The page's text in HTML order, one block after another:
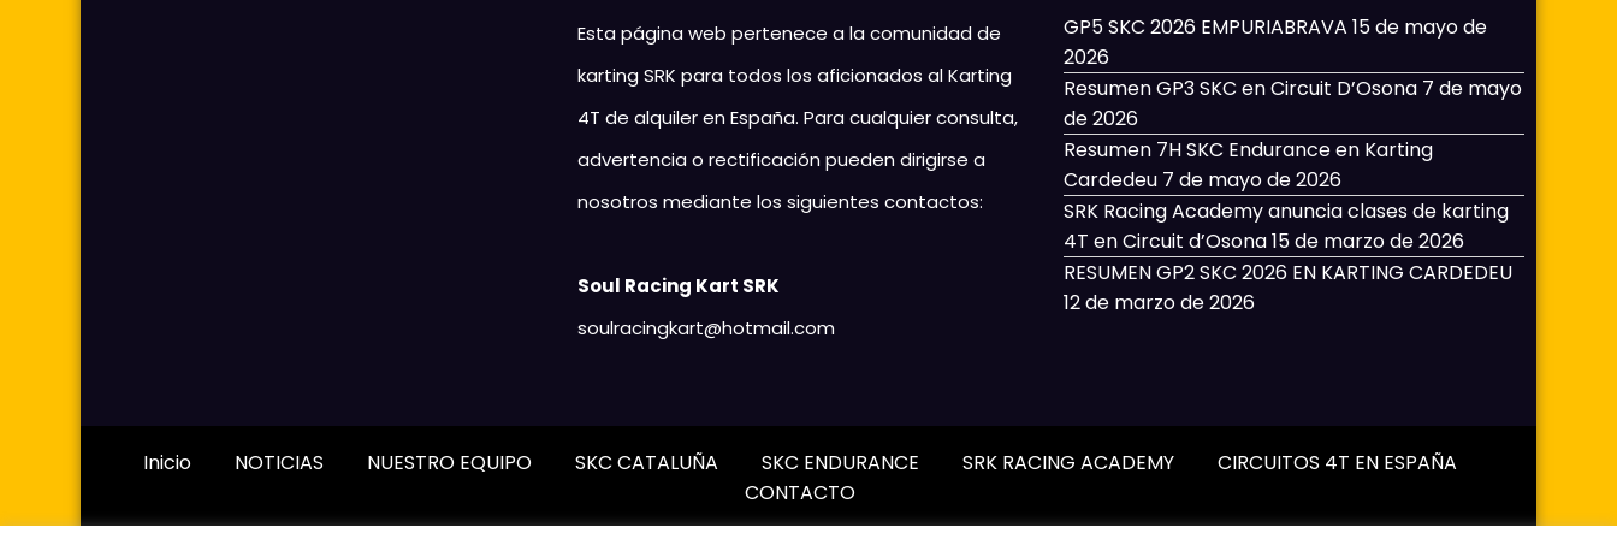
Esta página web pertenece a la comunidad de
karting SRK para todos los aficionados al Karting
4T de alquiler en España. Para cualquier consulta,
advertencia o rectificación pueden dirigirse a
nosotros mediante los siguientes contactos:
Soul Racing Kart SRK
soulracingkart@hotmail.com
GP5 SKC 2026 EMPURIABRAVA 15 de mayo de
2026
Resumen GP3 SKC en Circuit D’Osona 7 de mayo
de 2026
Resumen 7H SKC Endurance en Karting
Cardedeu 7 de mayo de 2026
SRK Racing Academy anuncia clases de karting
4T en Circuit d’Osona15 de marzo de 2026
RESUMEN GP2 SKC 2026 EN KARTING CARDEDEU
12 de marzo de 2026
Inicio NOTICIAS NUESTRO EQUIPO SKC CATALUÑA SKC ENDURANCE SRK RACING ACADEMY
CIRCUITOS 4T EN ESPAÑA
CONTACTO
Newscrunch - Revista y blogWordPressTema 2026 | Funciona conSpiceThemes